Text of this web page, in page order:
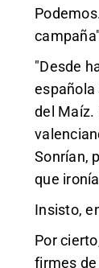
"Desde
española
del Maíz.
Sonrían,
que
Insisto,
Por
firmes